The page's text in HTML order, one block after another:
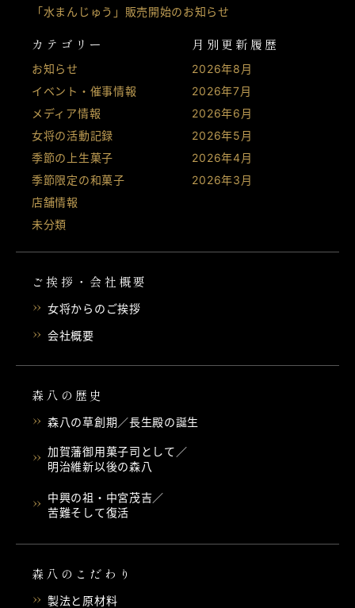
「水まんじゅう」販売開始のお知らせ
カテゴリー
お知らせ
イベント・催事情報
メディア情報
女将の活動記録
季節の上生菓子
季節限定の和菓子
店舗情報
未分類
月別更新履歴
2026年8月
2026年7月
2026年6月
2026年5月
2026年4月
2026年3月
ご挨拶・会社概要
女将からのご挨拶
会社概要
森八の歴史
森八の草創期／長生殿の誕生
加賀藩御用菓子司として／
明治維新以後の森八
中興の祖・中宮茂吉／
苦難そして復活
森八のこだわり
製法と原材料